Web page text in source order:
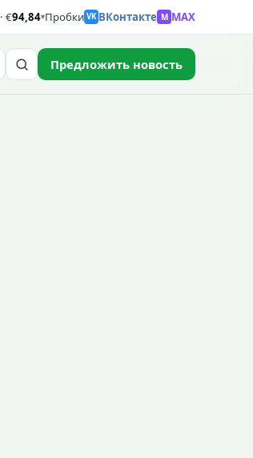
· €94,84▾Пробки VK ВКонтакте M MAX
Предложить новость